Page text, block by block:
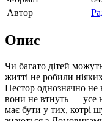
Автор
Опис
Чи багато дітей
житті не робили
Нестор однозначно не
вони не втнуть — усе
має бути у тих, котрі